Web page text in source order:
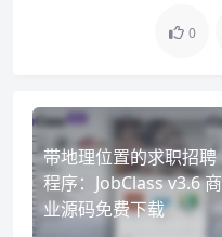
0
带地理位置的求职招聘
程序：JobClass v3.6 商
业源码免费下载